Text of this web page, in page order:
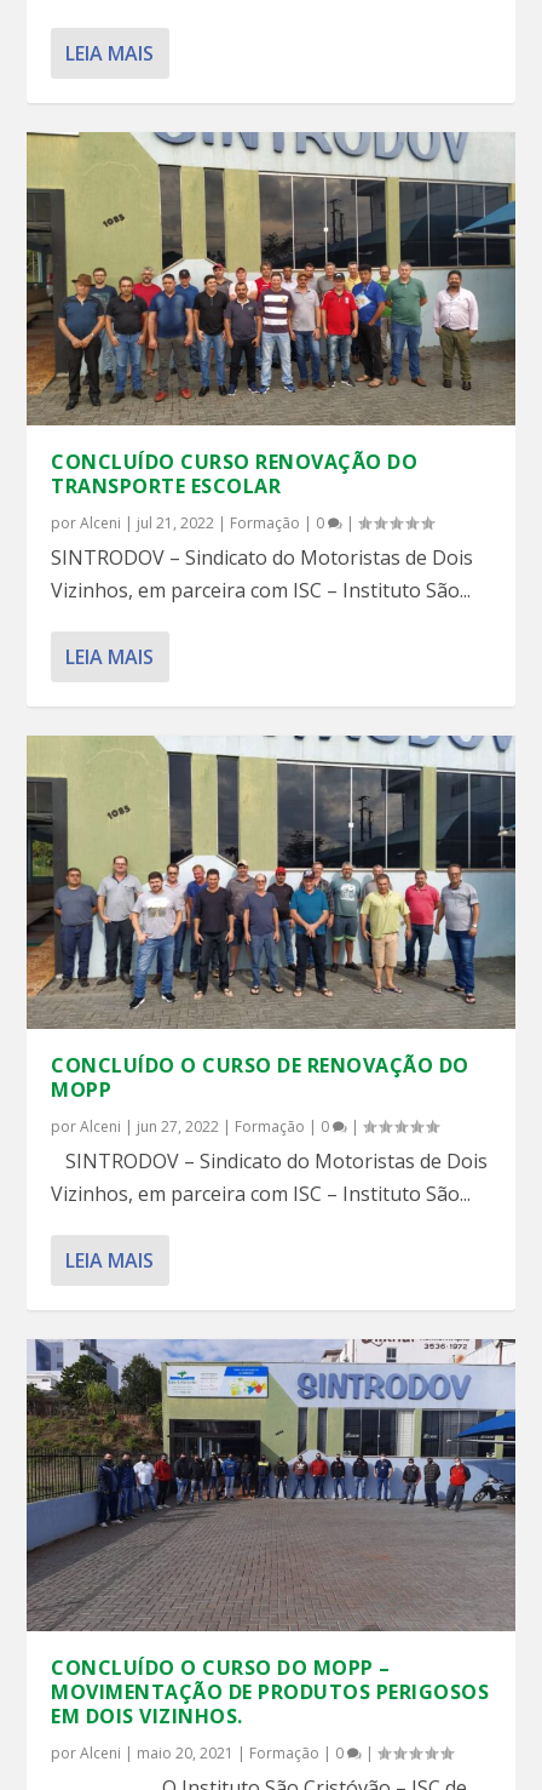
LEIA MAIS
CONCLUÍDO CURSO RENOVAÇÃO DO
TRANSPORTE ESCOLAR
porAlceni | jul 21, 2022 | Formação | 0 |
SINTRODOV – Sindicato do Motoristas de Dois
Vizinhos, em parceira com ISC – Instituto São...
LEIA MAIS
CONCLUÍDO O CURSO DE RENOVAÇÃO DO
MOPP
porAlceni | jun 27, 2022 | Formação | 0 |
SINTRODOV – Sindicato do Motoristas de Dois
Vizinhos, em parceira com ISC – Instituto São...
LEIA MAIS
CONCLUÍDO O CURSO DO MOPP –
MOVIMENTAÇÃO DE PRODUTOS PERIGOSOS
EM DOIS VIZINHOS.
porAlceni | maio 20, 2021 | Formação | 0 |